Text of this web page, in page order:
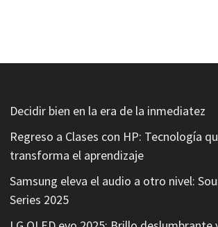
Decidir bien en la era de la inmediatez
Regreso a Clases con HP: Tecnología
transforma el aprendizaje
Samsung eleva el audio a otro nivel:
Series 2025